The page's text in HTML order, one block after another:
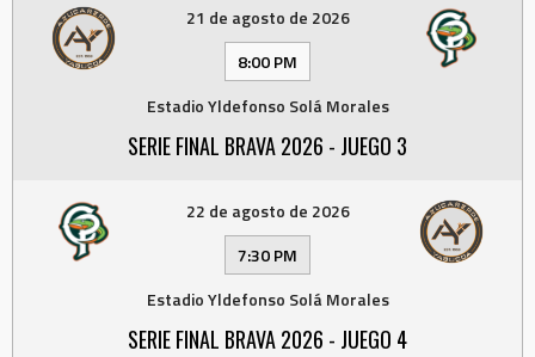
21 de agosto de 2026
8:00 PM
Estadio Yldefonso Solá Morales
SERIE FINAL BRAVA 2026 - JUEGO 3
22 de agosto de 2026
7:30 PM
Estadio Yldefonso Solá Morales
SERIE FINAL BRAVA 2026 - JUEGO 4